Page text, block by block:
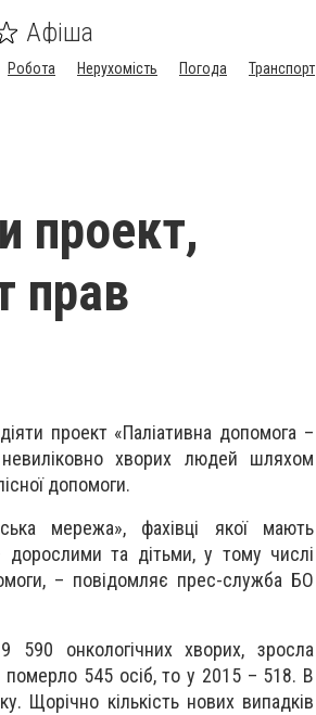
Афіша
Робота Нерухомість Погода
Транспорт
проект,
прав
проект «Паліативна допомога –
хворих людей шляхом
допомоги.
мережа», фахівці якої мають
дорослими та дітьми, у тому числі
– повідомляє прес-служба БО
590 онкологічних хворих, зросла
померло 545 осіб, то у 2015 – 518. В
Щорічно кількість нових випадків